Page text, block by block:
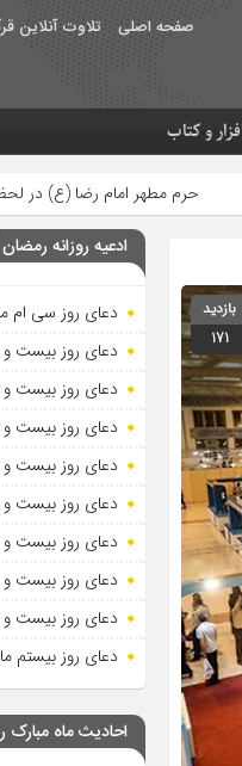
صفحه اصلی تلاوت آنلاین
و کتاب
(ع) در لحظه تحویل سال
بازدید
171
ادعیه روزانه رمضان
دعای روز سی ام
دعای روز بیست و
دعای روز بیست
دعای روز بیست
دعای روز بیست
دعای روز بیست
دعای روز بیست و
دعای روز بیست
دعای روز بیست
دعای روز بیستم
احادیث ماه